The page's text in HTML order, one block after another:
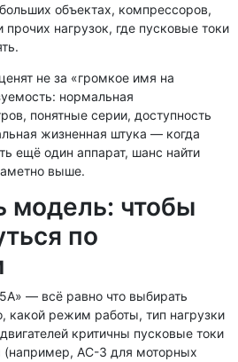
объектах, компрессоров,
прочих нагрузок, где пусковые токи
не за «громкое имя на
нормальная
понятные серии, доступность
жизненная штука — когда
ещё один аппарат, шанс найти
выше.
модель: чтобы
по
— всё равно что выбирать
какой режим работы, тип нагрузки
критичны пусковые токи
(например, AC-3 для моторных